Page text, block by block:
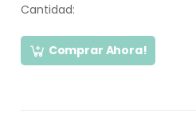
Cantidad:
Comprar Ahora!